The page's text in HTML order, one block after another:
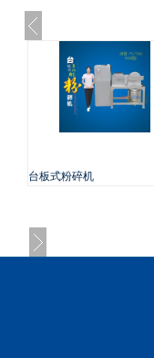
台板式粉碎机